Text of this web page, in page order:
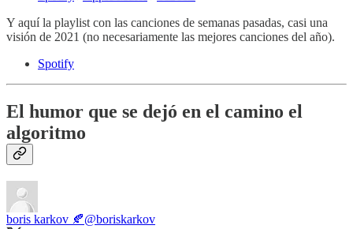
Y aquí la playlist con las canciones de semanas pasadas, casi una
visión de 2021 (no necesariamente las mejores canciones del año).
Spotify
El humor que se dejó en el camino el
algoritmo
boris karkov 🍂@boriskarkov